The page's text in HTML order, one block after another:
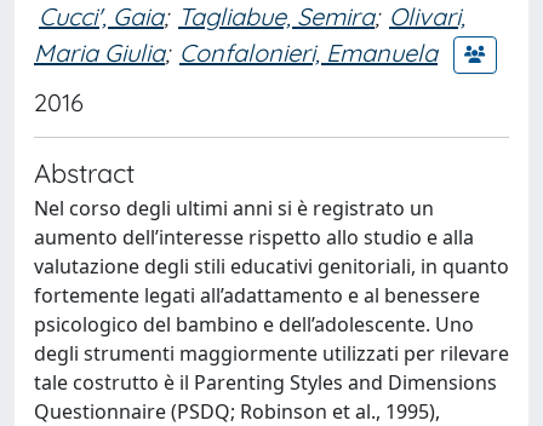
Cucci', Gaia; Tagliabue, Semira; Olivari,
Maria Giulia; Confalonieri, Emanuela
2016
Abstract
Nel corso degli ultimi anni si è registrato un
aumento dell’interesse rispetto allo studio e alla
valutazione degli stili educativi genitoriali, in quanto
fortemente legati all’adattamento e al benessere
psicologico del bambino e dell’adolescente. Uno
degli strumenti maggiormente utilizzati per rilevare
tale costrutto è il Parenting Styles and Dimensions
Questionnaire (PSDQ; Robinson et al., 1995),